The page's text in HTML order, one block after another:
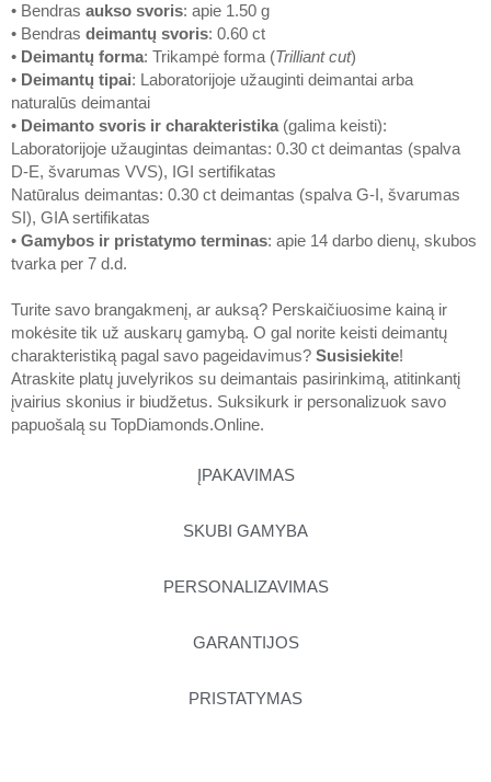
ĮPAKAVIMAS
SKUBI GAMYBA
PERSONALIZAVIMAS
GARANTIJOS
PRISTATYMAS
• Bendras aukso svoris: apie 1.50 g
• Bendras deimantų svoris: 0.60 ct
• Deimantų forma: Trikampė forma (Trilliant cut)
• Deimantų tipai: Laboratorijoje užauginti deimantai arba
naturalūs deimantai
• Deimanto svoris ir charakteristika(galima keisti):
Laboratorijoje užaugintas deimantas: 0.30 ct deimantas (spalva
D-E, švarumas VVS), IGI sertifikatas
Natūralus deimantas: 0.30 ct deimantas (spalva G-I, švarumas
SI), GIA sertifikatas
• Gamybos ir pristatymo terminas: apie 14 darbo dienų, skubos
tvarka per 7 d.d.
Turite savo brangakmenį, ar auksą? Perskaičiuosime kainą ir
mokėsite tik už auskarų gamybą. O gal norite keisti deimantų
charakteristiką pagal savo pageidavimus? Susisiekite!
Atraskite platų juvelyrikos su deimantais pasirinkimą, atitinkantį
įvairius skonius ir biudžetus. Suksikurk ir personalizuok savo
papuošalą su TopDiamonds.Online.